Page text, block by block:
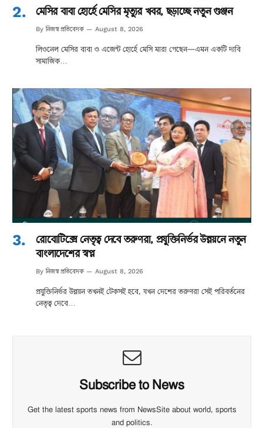
মেসির বাবা হোর্হে মেসির মৃত্যুর খবর, ছড়াচ্ছে নতুন গুঞ্জন
By নিজস্ব প্রতিবেদক August 8, 2026
লিওনেল মেসির বাবা ও এজেন্ট হোর্হে মেসি মারা গেছেন—এমন একটি দাবি
সামাজিক…
রোবোটিক্সে নেতৃত্ব দেবে তরুণরা, প্রযুক্তিনির্ভর উন্নয়নে নতুন
বাংলাদেশের স্বপ্ন
By নিজস্ব প্রতিবেদক August 8, 2026
প্রযুক্তিনির্ভর উন্নয়ন তখনই টেকসই হবে, যখন দেশের তরুণরা সেই পরিবর্তনের
নেতৃত্ব দেবে…
Subscribe to News
Get the latest sports news from NewsSite about world, sports
and politics.